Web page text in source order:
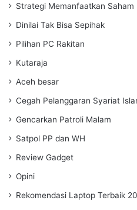
Strategi Memanfaatkan Saham
Dinilai Tak Bisa Sepihak
Pilihan PC Rakitan
Kutaraja
Aceh besar
Cegah Pelanggaran Syariat
Gencarkan Patroli Malam
Satpol PP dan WH
Review Gadget
Opini
Rekomendasi Laptop Terbaik